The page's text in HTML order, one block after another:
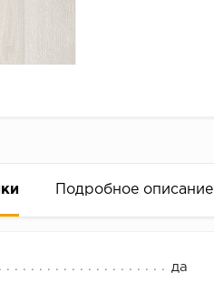
Подробное описание
да